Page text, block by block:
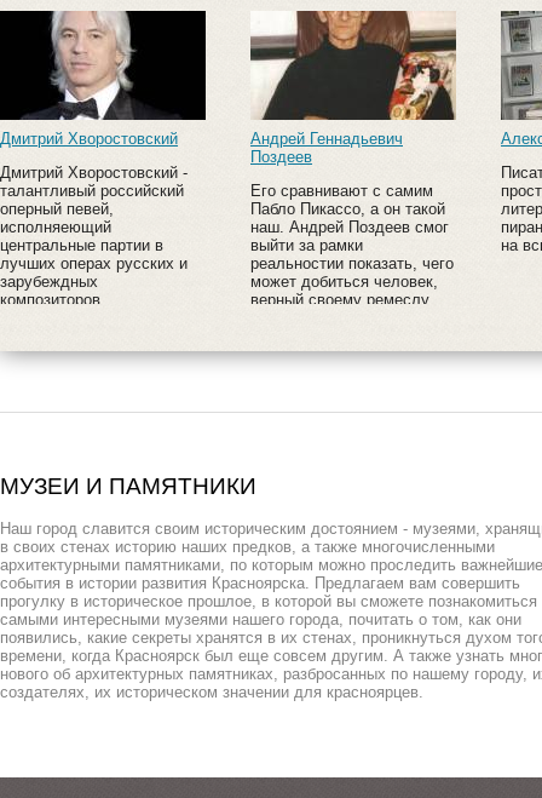
Дмитрий Хворостовский
Дмитрий Хворостовский -
талантливый российский
оперный певей,
исполняеющий
центральные партии в
лучших операх русских и
зарубеждных
композиторов.
Андрей Геннадьевич
Поздеев
Его сравнивают с самим
Пабло Пикассо, а он такой
наш. Андрей Поздеев смог
выйти за рамки
реальностии показать, чего
может добиться человек,
верный своему ремеслу
на
МУЗЕИ И ПАМЯТНИКИ
Наш город славится своим историческим достоянием - музеями,
в своих стенах историю наших предков, а также многочисленными
архитектурными памятниками, по которым можно проследить важнейшие
события в истории развития Красноярска. Предлагаем вам совершить
прогулку в историческое прошлое, в которой вы сможете познакомиться
самыми интересными музеями нашего города, почитать о том, как они
появились, какие секреты хранятся в их стенах, проникнуться духом
времени, когда Красноярск был еще совсем другим. А также узнать
нового об архитектурных памятниках, разбросанных по нашему городу,
создателях, их историческом значении для красноярцев.